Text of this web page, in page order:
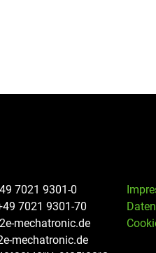
7021 9301-0
7021 9301-70
mechatronic.de
mechatronic.de